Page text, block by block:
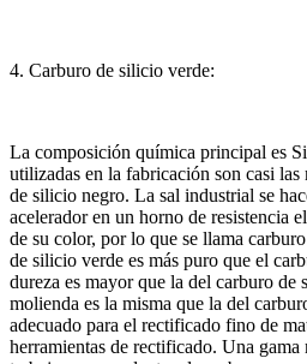
4. Carburo de silicio verde:
La composición química principal es
utilizadas en la fabricación son casi las
de silicio negro. La sal industrial se
acelerador en un horno de resistencia
de su color, por lo que se llama
de silicio verde es más puro que el
dureza es mayor que la del carburo de
molienda es la misma que la del
adecuado para el rectificado fino de
herramientas de rectificado. Una gama